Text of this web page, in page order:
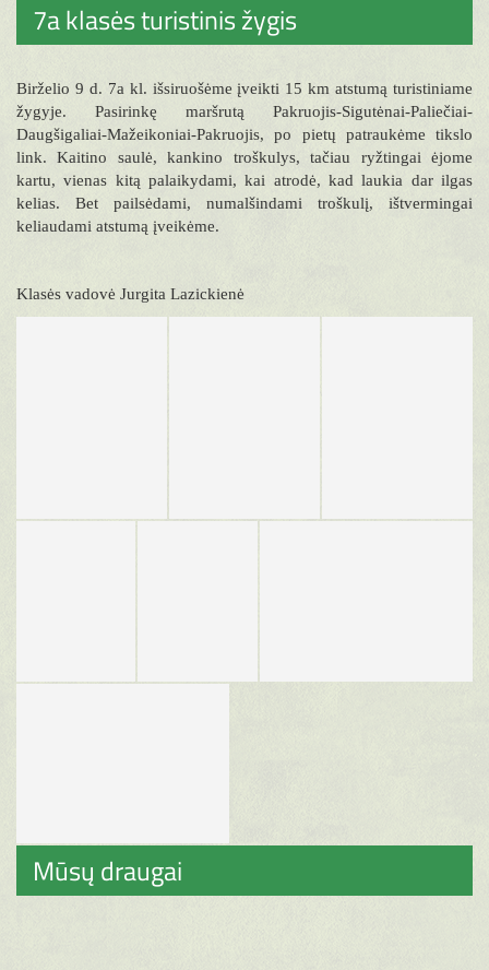
7a klasės turistinis žygis
Birželio 9 d. 7a kl. išsiruošėme įveikti 15 km atstumą turistiniame
žygyje. Pasirinkę maršrutą Pakruojis-Sigutėnai-Paliečiai-
Daugšigaliai-Mažeikoniai-Pakruojis, po pietų patraukėme tikslo
link. Kaitino saulė, kankino troškulys, tačiau ryžtingai ėjome
kartu, vienas kitą palaikydami, kai atrodė, kad laukia dar ilgas
kelias. Bet pailsėdami, numalšindami troškulį, ištvermingai
keliaudami atstumą įveikėme.
Klasės vadovė Jurgita Lazickienė
Mūsų draugai